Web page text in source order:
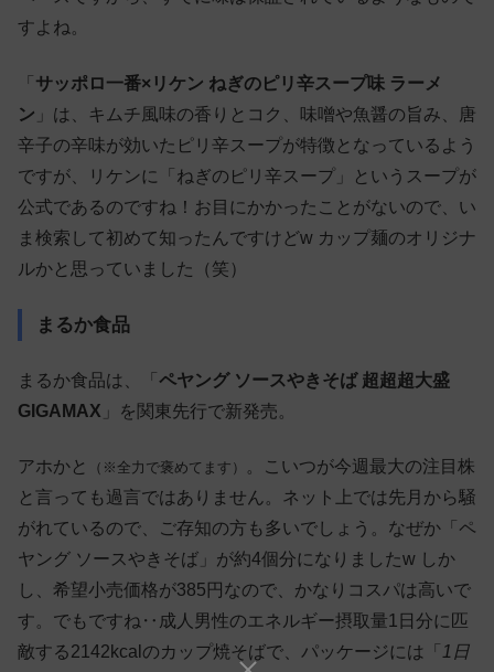
すよね。
「 サッポロ一番×リケン ねぎのピリ辛スープ味 ラーメ
ン 」は、キムチ風味の香りとコク、味噌や魚醤の旨み、唐
辛子の辛味が効いたピリ辛スープが特徴となっているよう
ですが、リケンに「ねぎのピリ辛スープ」というスープが
公式であるのですね！お目にかかったことがないので、い
ま検索して初めて知ったんですけどw カップ麺のオリジナ
ルかと思っていました（笑）
まるか食品
まるか食品は、「 ペヤング ソースやきそば 超超超大盛
GIGAMAX 」を関東先行で新発売。
アホかと （※全力で褒めてます）
。こいつが今週最大の注目株
と言っても過言ではありません。ネット上では先月から騒
がれているので、ご存知の方も多いでしょう。なぜか「ペ
ヤング ソースやきそば」が約4個分になりましたw しか
し、希望小売価格が385円なので、かなりコスパは高いで
す。でもですね‥成人男性のエネルギー摂取量1日分に匹
敵する2142kcalのカップ焼そばで、パッケージには「 1日